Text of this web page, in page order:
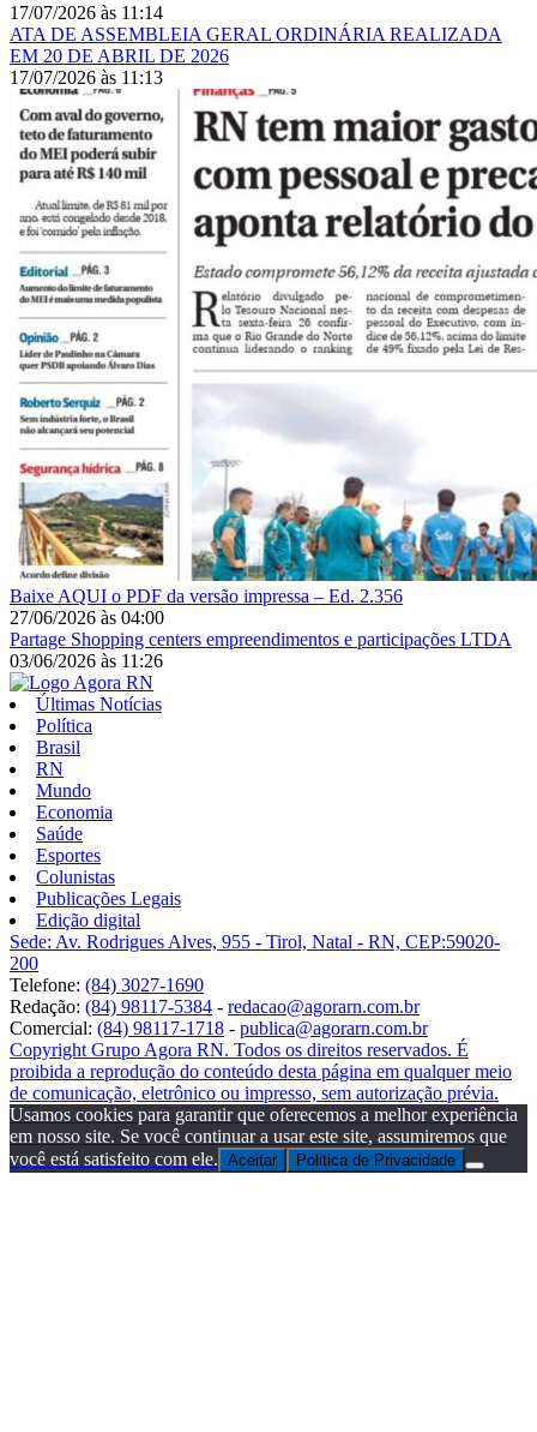
17/07/2026 às 11:14
ATA DE ASSEMBLEIA GERAL ORDINÁRIA REALIZADA
EM 20 DE ABRIL DE 2026
17/07/2026 às 11:13
Baixe AQUI o PDF da versão impressa – Ed. 2.356
27/06/2026 às 04:00
Partage Shopping centers empreendimentos e participações LTDA
03/06/2026 às 11:26
Últimas Notícias
Política
Brasil
RN
Mundo
Economia
Saúde
Esportes
Colunistas
Publicações Legais
Edição digital
Sede: Av. Rodrigues Alves, 955 - Tirol, Natal - RN, CEP:59020-
200
Telefone: (84) 3027-1690
Redação: (84) 98117-5384 - redacao@agorarn.com.br
Comercial: (84) 98117-1718 - publica@agorarn.com.br
Copyright Grupo Agora RN. Todos os direitos reservados. É
proibida a reprodução do conteúdo desta página em qualquer meio
de comunicação, eletrônico ou impresso, sem autorização prévia.
Usamos cookies para garantir que oferecemos a melhor experiência
em nosso site. Se você continuar a usar este site, assumiremos que
você está satisfeito com ele. Aceitar Politica de Privacidade